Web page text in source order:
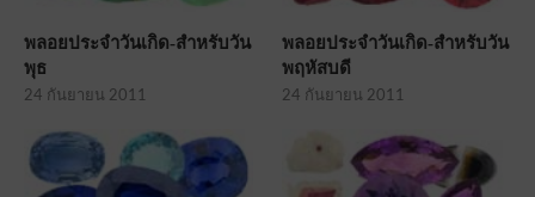
พลอยประจำวันเกิด-สำหรับวัน
พุธ
24 กันยายน 2011
พลอยประจำวันเกิด-สำหรับวัน
พฤหัสบดี
24 กันยายน 2011